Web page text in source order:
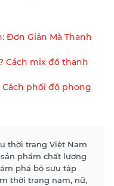
Đơn Giản Mà Thanh
Cách mix đồ thanh
Cách phối đồ phong
thời trang Việt Nam
phẩm chất lượng
phá bộ sưu tập
thời trang nam, nữ,